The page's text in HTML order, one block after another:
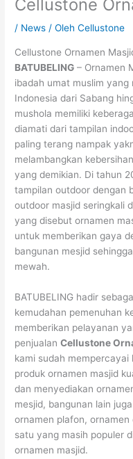
Cellustone
/ News / OlehCellustone
Cellustone Ornamen
BATUBELING – Ornamen
ibadah umat muslim
Indonesia dari Sabang
mushola memiliki
diamati dari tampilan
paling terang nampak
melambangkan
yang demikian. Di tahun
tampilan outdoor dengan
outdoor masjid seringkali
yang disebut ornamen
untuk memberikan gaya
bangunan mesjid
mewah.
BATUBELING hadir
kemudahan pemenuhan
memberikan pelayanan
penjualanCellustone
kami sudah
produk ornamen masjid
dan menyediakan
mesjid, bangunan lain
ornamen plafon, ornamen
satu yang masih populer
ornamen masjid.